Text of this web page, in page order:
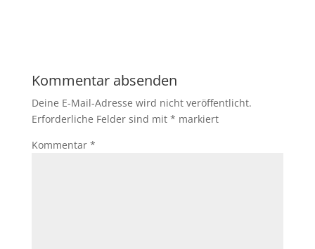
Kommentar absenden
Deine E-Mail-Adresse wird nicht veröffentlicht.
Erforderliche Felder sind mit * markiert
Kommentar *